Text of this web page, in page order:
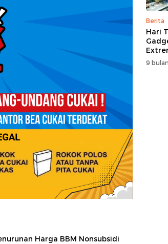
Harga BBM Nonsubsidi
Berita
Hari
9